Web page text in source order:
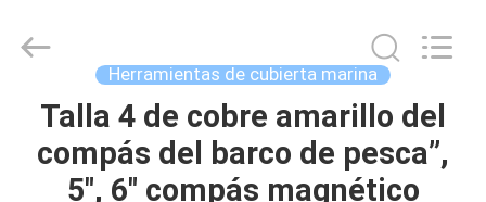
HOGAR
PRODUCTOS
Seaman
Marine
Reserved.
Herramientas de cubierta marina
Talla 4 de cobre amarillo del
compás del barco de pesca”,
5", 6" compás magnético